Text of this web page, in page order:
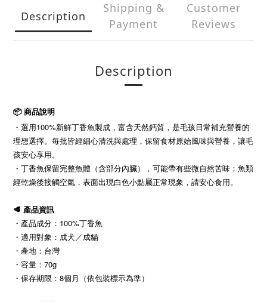
Description
Shipping &
Payment
Customer
Reviews
Description
📦 商品說明
・ 選用100%新鮮丁香魚製成，富含天然鈣質，是毛孩日常補充營養的
理想選擇。每批皆經細心清洗與處理，保留食材原始風味與營養，讓毛
孩安心享用。
・ 丁香魚保留完整魚體（含部分內臟），可能帶有些微自然苦味；魚類
經乾燥後接觸空氣，表面出現白色小點屬正常現象，請安心食用。
🥩 產品資訊
・產品成分：100%丁香魚
・ 適用對象：成犬／成貓
・ 產地：台灣
・ 容量：70g
・保存期限：8個月（依包裝標示為準）